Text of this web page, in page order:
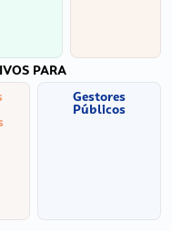
PARA
Gestores
Públicos